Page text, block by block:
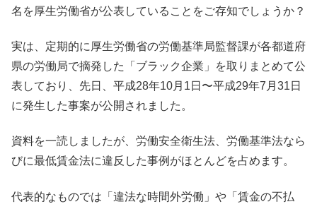
名を厚生労働省が公表していることをご存知でしょうか？
実は、定期的に厚生労働省の労働基準局監督課が各都道府
県の労働局で摘発した「ブラック企業」を取りまとめて公
表しており、先日、平成28年10月1日〜平成29年7月31日
に発生した事案が公開されました。
資料を一読しましたが、労働安全衛生法、労働基準法なら
びに最低賃金法に違反した事例がほとんどを占めます。
代表的なものでは「違法な時間外労働」や「賃金の不払